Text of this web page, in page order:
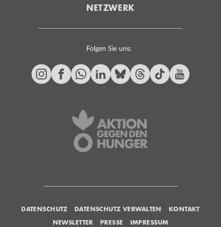
NETZWERK
Folgen Sie uns:
DATENSCHUTZ DATENSCHUTZ VERWALTEN
KONTAKT
NEWSLETTER
PRESSE IMPRESSUM